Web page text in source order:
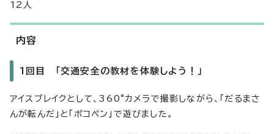
12人
内容
1回目 「交通安全の教材を体験しよう！」
アイスブレイクとして、360°カメラで撮影しながら、「だるまさ
んが転んだ」と「ポコペン」で遊びました。